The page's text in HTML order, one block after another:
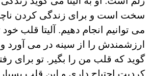
سخت است و برای زندگی کردن
می توانیم انجام دهیم. آلیتا قلب خود
ارزشمندش را از سینه در می آورد
گوید که قلب من را بگیر. تو برای
کردیت احتیاج داری و این قلب